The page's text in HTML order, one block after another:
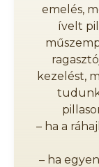
emelés,
ívelt
kezelést,
tudunk
– ha a
– ha